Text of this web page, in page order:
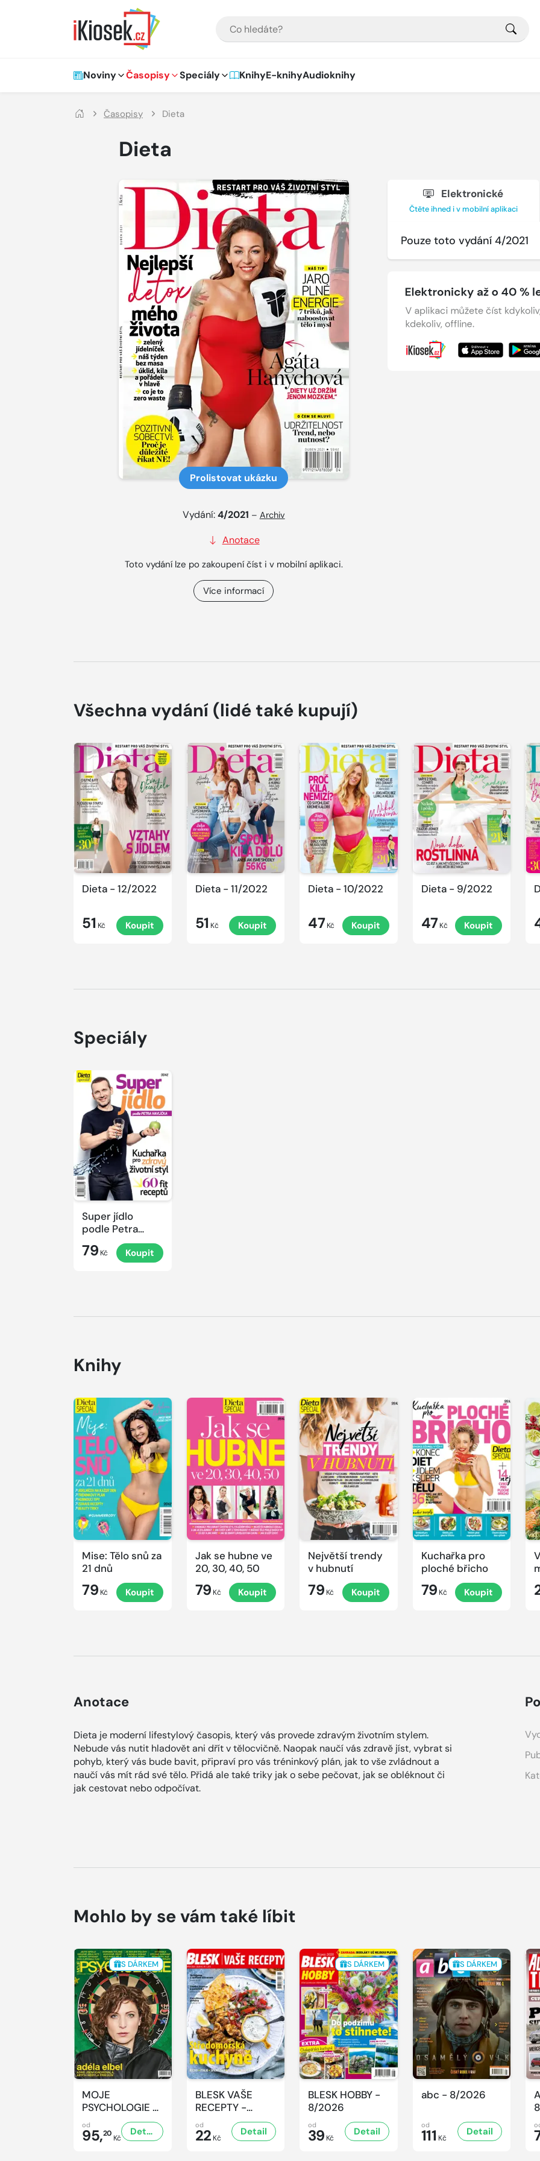
Hlavní navigace
Noviny Časopisy Speciály KnihyE-knihyAudioknihy
Časopisy Dieta
Dieta
Prolistovat ukázku
Vydání:4/2021 – Archiv
Anotace
Toto vydání lze po zakoupení číst i v mobilní aplikaci.
Více informací
Elektronické
Čtěte ihned i v mobilní aplikaci
Pouze toto vydání 4/2021
Všechna vydání (lidé také kupují)
Dieta - 12/2022
51 Kč Koupit
Dieta - 11/2022
51 Kč Koupit
Dieta - 10/2022
47 Kč Koupit
Dieta - 9/2022
47 Kč Koupit
Speciály
Super jídlo
podle Petra
Havlíčka
79 Kč Koupit
Knihy
Mise: Tělo snů za
21 dnů
79 Kč Koupit
Jak se hubne ve
20, 30, 40, 50
79 Kč Koupit
Největší trendy
v hubnutí
79 Kč Koupit
Kuchařka pro
ploché břicho
79 Kč Koupit
Anotace
Dieta je moderní lifestylový časopis, který vás provede zdravým životním stylem.
Nebude vás nutit hladovět ani dřít v tělocvičně. Naopak naučí vás zdravě jíst, vybrat si
pohyb, který vás bude bavit, připraví pro vás tréninkový plán, jak to vše zvládnout a
naučí vás mít rád své tělo. Přidá ale také triky jak o sebe pečovat, jak se obléknout či
jak cestovat nebo odpočívat.
Mohlo by se vám také líbit
S DÁRKEM
MOJE
PSYCHOLOGIE -
8/2026
od
95,20 Kč
Detail
BLESK VAŠE
RECEPTY -
8/2026
od
22 Kč
Detail
S DÁRKEM
BLESK HOBBY -
8/2026
od
39 Kč
Detail
S DÁRKEM
abc - 8/2026
od
111 Kč
Detail